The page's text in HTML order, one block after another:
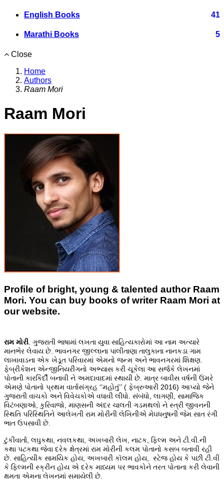
English Books 41
Marathi Books 5
Close
Home
Authors
Raam Mori
Raam Mori
Profile of bright, young & talented author Raam
Mori. You can buy books of writer Raam Mori at
our website.
રામ મોરી . ગુજરાતી ભાષામાં લખતા યુવા સાહિત્યકારોમાં આ નામ અત્યારે
માનભેર લેવાય છે. ભાવનગર જીલ્લાના પાલીતાણા તાલુકાના નાનકડા ગામ
લાખાવાડના એક ખેડૂત પરિવારમાં એમનો જન્મ અને ભાવનગરમાં શિક્ષણ.
ફેબ્રીકેશન એન્જીનિયરીંગનો અભ્યાસ કરી ચૂકેલા આ સર્જકે લેખનમાં
પોતાની કારકિર્દી બનાવી ને અમદાવાદમાં સ્થાયી છે. માત્ર બાવીસ વર્ષની ઉંમરે
એમણે પોતાનો પ્રથમ વાર્તાસંગ્રહ ‘’મહોતું’’ ( ફેબ્રુઆરી 2016) આપ્યો જેને
ગુજરાતી વાચકો અને વિવેચકોએ વધાવી લીધો. સંબંધો, લાગણી, સામાજિક
વિટંબણાઓ, કુરિવાજો, માણસની અંદર ચાલતી ગડમથલો ને સ્ત્રી જીવનની
સ્થિતિ પરિસ્થિતિને આલેખતી રામ મોરીની લેખિનીએ મેઘધનુષની જેમ સાત રંગી
ભાત ઉપસાવી છે.
ટુંકીવાર્તા, લઘુકથા, નવલકથા, અખબારી લેખ, નાટક, ફિલ્મ અને ટી.વી.ની
કથા પટકથા જેવા દરેક ક્ષેત્રમાં રામ મોરીની કલમ પોતાનો કસબ બતાવી રહી
છે. સાહિત્યીક સામયિક હોય, અખબારી કૉલમ હોય, સ્ટેજ હોય કે પછી ટી.વી
કે ફિલ્મની સ્ક્રીન હોય એ દરેક માધ્યમ પર ભાવકોને તરત પોતાના કરી લેવાની
ક્ષમતા એમના લેખનમાં સમાયેલી છે.